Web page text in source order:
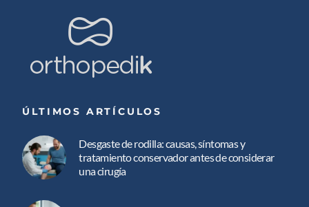
ÚLTIMOS ARTÍCULOS
Desgaste de rodilla: causas, síntomas y
tratamiento conservador antes de considerar
una cirugía